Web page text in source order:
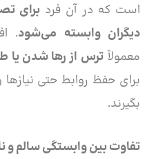
است که در آن فرد برای
دیگران وابسته می‌شود.
معمولاًترس از رها شدن یا
برای حفظ روابط حتی
بگیرند.
تفاوت بین وابستگی سالم و